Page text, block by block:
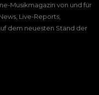
Musikmagazin von und für
Live-Reports,
dem neuesten Stand der